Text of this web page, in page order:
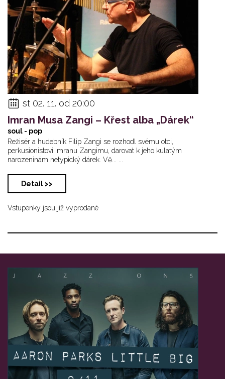
st 02. 11. od 20:00
Imran Musa Zangi – Křest alba „Dárek“
soul - pop
Režisér a hudebník Filip Zangi se rozhodl svému otci,
perkusionistovi Imranu Zangimu, darovat k jeho kulatým
narozeninám netypický dárek. Vě... ...
Detail >>
Vstupenky jsou již vyprodané